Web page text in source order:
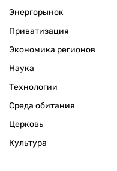
Энергорынок
Приватизация
Экономика регионов
Наука
Технологии
Среда обитания
Церковь
Культура